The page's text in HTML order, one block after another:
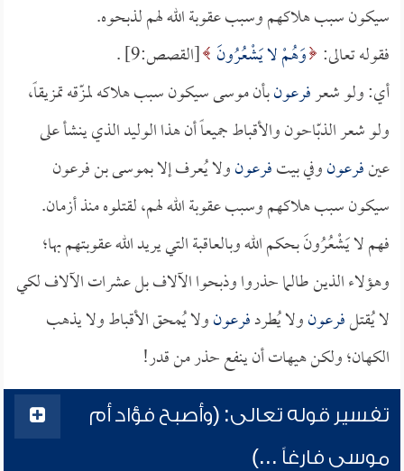
سيكون سبب هلاكهم وسبب عقوبة الله لهم لذبحوه.
فقوله تعالى: وَهُمْ لا يَشْعُرُونَ [القصص:9] .
أي: ولو شعرفرعونبأن موسى سيكون سبب هلاكه لمزّقه تمزيقاً،
ولو شعر الذبّاحون والأقباط جميعاً أن هذا الوليد الذي ينشأ على
عينفرعونوفي بيتفرعونولا يُعرف إلا بموسى بن فرعون
سيكون سبب هلاكهم وسبب عقوبة الله لهم، لقتلوه منذ أزمان.
فهم لا يَشْعُرُونَ بحكم الله وبالعاقبة التي يريد الله عقوبتهم بها؛
وهؤلاء الذين طالما حذروا وذبحوا الآلاف بل عشرات الآلاف لكي
لا يُقتلفرعونولا يُطردفرعونولا يُمحق الأقباط ولا يذهب
الكهان؛ ولكن هيهات أن ينفع حذر من قدر!
تفسير قوله تعالى: (وأصبح فؤاد أم
موسى فارغاً ...)